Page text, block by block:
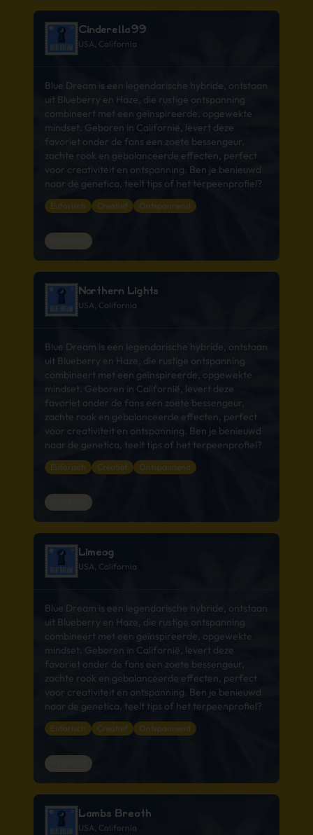
Cinderella99
USA, California
Blue Dream is een legendarische hybride, ontstaan
uit Blueberry en Haze, die rustige ontspanning
combineert met een geïnspireerde, opgewekte
mindset. Geboren in Californië, levert deze
favoriet onder de fans een zoete bessengeur,
zachte rook en gebalanceerde effecten, perfect
voor creativiteit en ontspanning. Ben je benieuwd
naar de genetica, teelt tips of het terpeenprofiel?
Euforisch Creatief Ontspannend
Northern Lights
USA, California
Blue Dream is een legendarische hybride, ontstaan
uit Blueberry en Haze, die rustige ontspanning
combineert met een geïnspireerde, opgewekte
mindset. Geboren in Californië, levert deze
favoriet onder de fans een zoete bessengeur,
zachte rook en gebalanceerde effecten, perfect
voor creativiteit en ontspanning. Ben je benieuwd
naar de genetica, teelt tips of het terpeenprofiel?
Euforisch Creatief Ontspannend
Limeog
USA, California
Blue Dream is een legendarische hybride, ontstaan
uit Blueberry en Haze, die rustige ontspanning
combineert met een geïnspireerde, opgewekte
mindset. Geboren in Californië, levert deze
favoriet onder de fans een zoete bessengeur,
zachte rook en gebalanceerde effecten, perfect
voor creativiteit en ontspanning. Ben je benieuwd
naar de genetica, teelt tips of het terpeenprofiel?
Euforisch Creatief Ontspannend
Lambs Breath
USA, California